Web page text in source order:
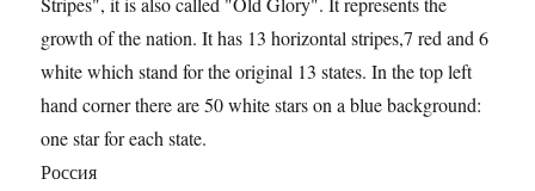
growth of the nation. It has 13 horizontal stripes,7 red and 6
white which stand for the original 13 states. In the top left
hand corner there are 50 white stars on a blue background:
one star for each state.
Россия